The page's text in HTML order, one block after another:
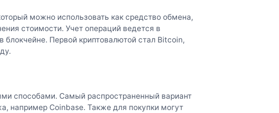
можно использовать как средство обмена,
стоимости. Учет операций ведется в
Первой криптовалютой стал Bitcoin,
способами. Самый распространенный вариант
например Coinbase. Также для покупки могут